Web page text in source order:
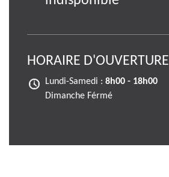
HORAIRE D'OUVERTURE
Lundi-Samedi : 8h00 - 18h00
Dimanche Férmé